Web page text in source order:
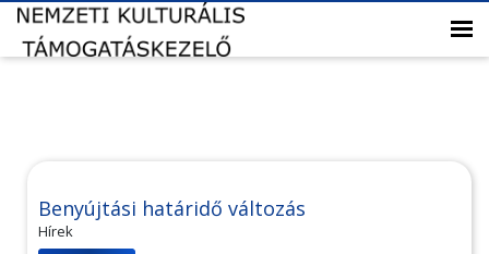
Benyújtási határidő változás
Hírek